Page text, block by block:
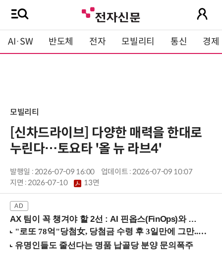
AI·SW 반도체 전자 모빌리티 통신 경제
모빌리티
[신차드라이브] 다양한 매력을 한대로
누린다…토요타 '올 뉴 라브4'
발행일 : 2026-07-09 16:00
업데이트 : 2026-07-09 10:07
지면 :2026-07-10 13면
AX 팀이 꼭 챙겨야 할 2선 : AI 핀옵스(FinOps)와 토큰 거버넌스 (8/21 잠실역)